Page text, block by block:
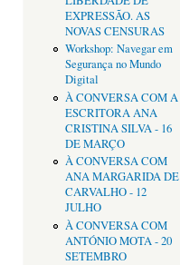
EXPRESSÃO. AS
NOVAS CENSURAS
Workshop: Navegar em
Segurança no Mundo
Digital
À CONVERSA COM A
ESCRITORA ANA
CRISTINA SILVA - 16
DE MARÇO
À CONVERSA COM
ANA MARGARIDA DE
CARVALHO - 12
JULHO
À CONVERSA COM
ANTÓNIO MOTA - 20
SETEMBRO